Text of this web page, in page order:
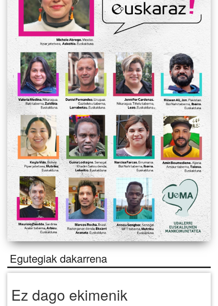
Egutegiak dakarrena
Ez dago ekimenik